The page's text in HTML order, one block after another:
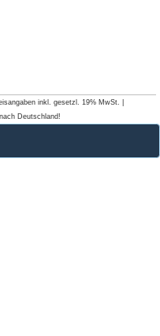
inkl. gesetzl. 19% MwSt. |
Deutschland!